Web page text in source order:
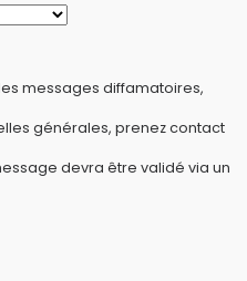
messages diffamatoires,
générales, prenez contact
devra être validé via un